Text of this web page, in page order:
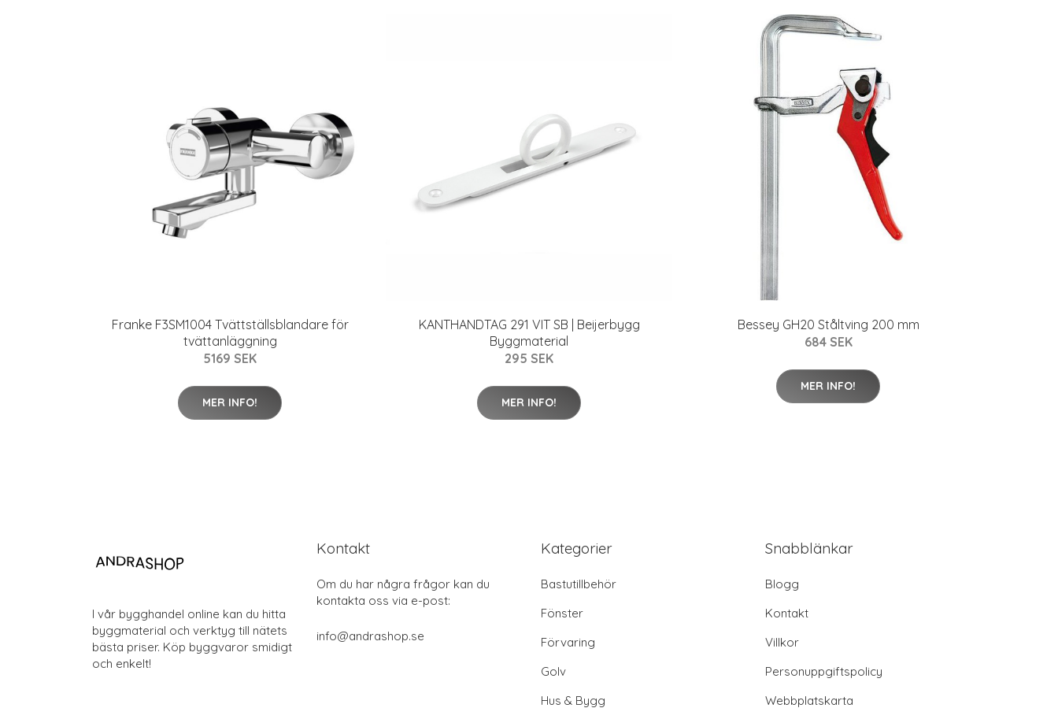
Franke F3SM1004 Tvättställsblandare för
tvättanläggning
5169 SEK
MER INFO!
KANTHANDTAG 291 VIT SB | Beijerbygg
Byggmaterial
295 SEK
MER INFO!
Bessey GH20 Ståltving 200 mm
684 SEK
MER INFO!
I vår bygghandel online kan du hitta
byggmaterial och verktyg till nätets
bästa priser. Köp byggvaror smidigt
och enkelt!
Kontakt
Om du har några frågor kan du
kontakta oss via e-post:
info@andrashop.se
Kategorier
Bastutillbehör
Fönster
Förvaring
Golv
Hus & Bygg
Snabblänkar
Blogg
Kontakt
Villkor
Personuppgiftspolicy
Webbplatskarta